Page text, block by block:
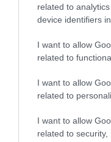
related to
device identifiers
I want to allow
related to
I want to allow
related to
I want to allow
related to